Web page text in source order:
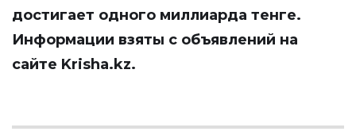
достигает одного миллиарда тенге.
Информации взяты с объявлений на
сайте Krisha.kz.